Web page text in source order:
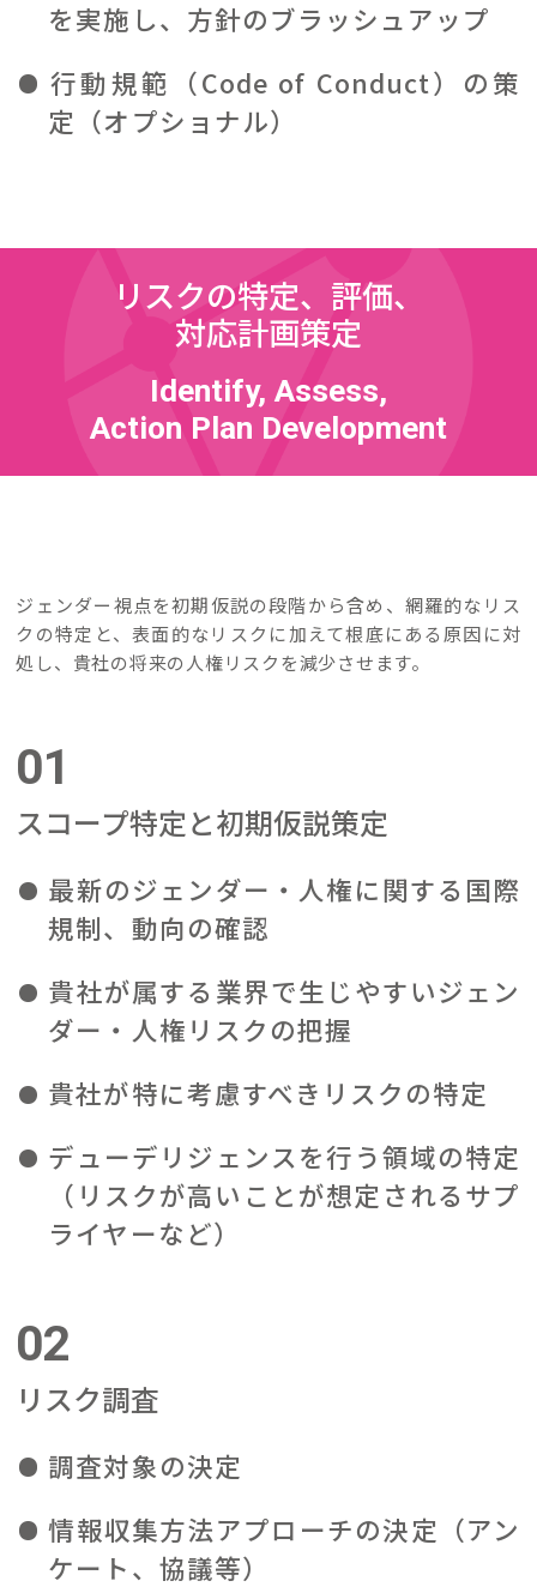
を実施し、方針のブラッシュアップ
行動規範（Code of Conduct）の策
定（オプショナル）
リスクの特定、評価、
対応計画策定
Identify, Assess,
Action Plan Development
ジェンダー視点を初期仮説の段階から含め、網羅的なリス
クの特定と、表面的なリスクに加えて根底にある原因に対
処し、貴社の将来の人権リスクを減少させます。
01
スコープ特定と初期仮説策定
最新のジェンダー・人権に関する国際
規制、動向の確認
貴社が属する業界で生じやすいジェン
ダー・人権リスクの把握
貴社が特に考慮すべきリスクの特定
デューデリジェンスを行う領域の特定
（リスクが高いことが想定されるサプ
ライヤーなど）
02
リスク調査
調査対象の決定
情報収集方法アプローチの決定（アン
ケート、協議等）